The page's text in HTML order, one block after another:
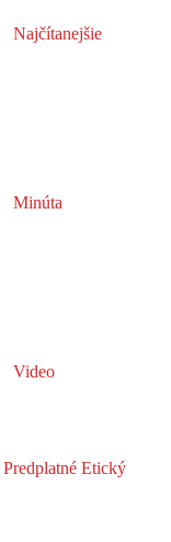
Najčítanejšie
Minúta
Video
Predplatné Etický